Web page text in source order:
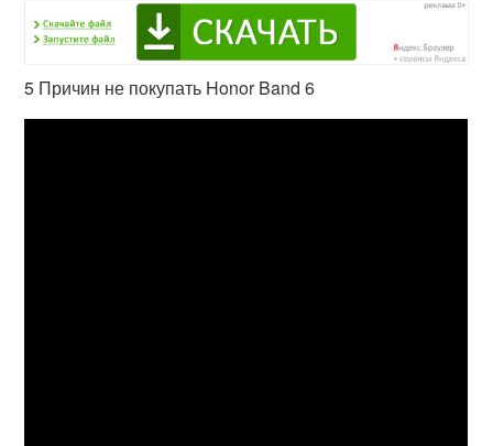
5 Причин не покупать Honor Band 6